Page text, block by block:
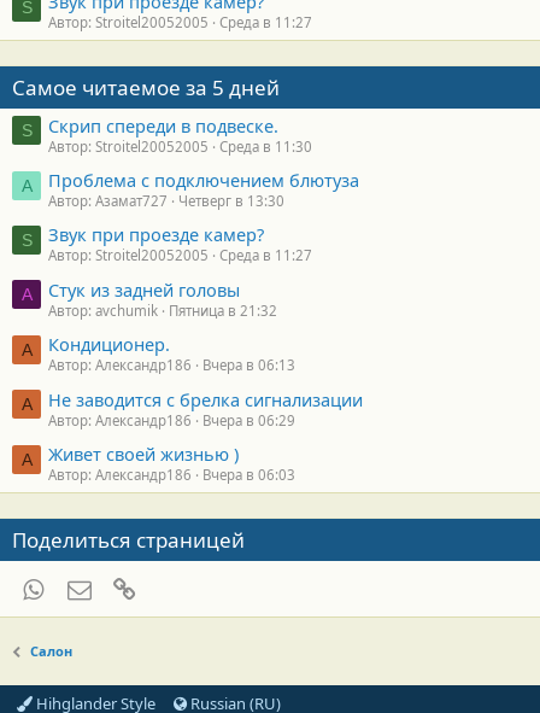
S
Автор: Stroitel20052005 Среда в 11:27
Самое читаемое за 5 дней
S Скрип спереди в подвеске.
Автор: Stroitel20052005 Среда в 11:30
А Проблема с подключением блютуза
Автор: Азамат727 Четверг в 13:30
S Звук при проезде камер?
Автор: Stroitel20052005 Среда в 11:27
A Стук из задней головы
Автор: avchumik Пятница в 21:32
А Кондиционер.
Автор: Александр186 Вчера в 06:13
А Не заводится с брелка сигнализации
Автор: Александр186 Вчера в 06:29
А Живет своей жизнью )
Автор: Александр186 Вчера в 06:03
Поделиться страницей
WhatsAppЭлектронная почта
Салон
Hihglander Style Russian (RU)